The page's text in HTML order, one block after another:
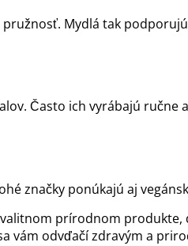
Mydlá tak
Často ich vyrábajú ručne
značky ponúkajú aj
prírodnom
vám odvďačí zdravým a